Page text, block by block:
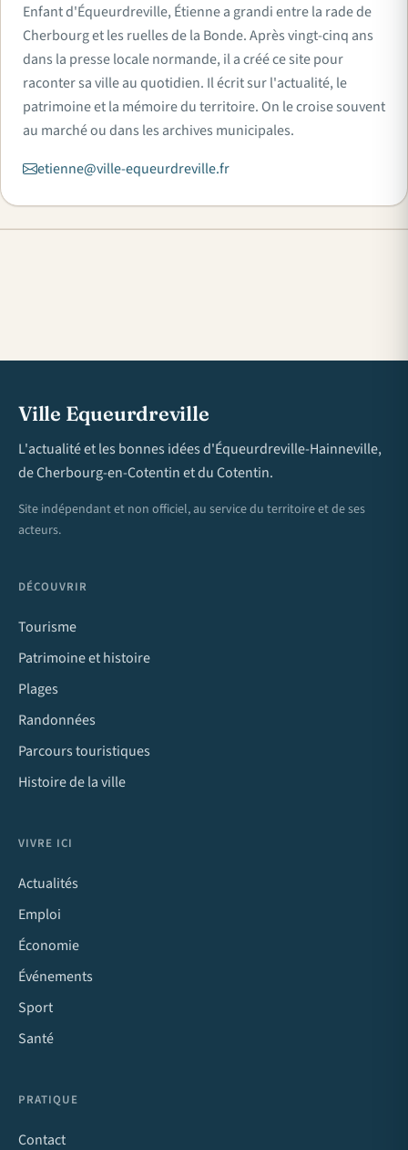
Enfant d'Équeurdreville, Étienne a grandi entre la rade de
Cherbourg et les ruelles de la Bonde. Après vingt-cinq ans
dans la presse locale normande, il a créé ce site pour
raconter sa ville au quotidien. Il écrit sur l'actualité, le
patrimoine et la mémoire du territoire. On le croise souvent
au marché ou dans les archives municipales.
etienne@ville-equeurdreville.fr
Ville Equeurdreville
L'actualité et les bonnes idées d'Équeurdreville-Hainneville,
de Cherbourg-en-Cotentin et du Cotentin.
Site indépendant et non officiel, au service du territoire et de ses
acteurs.
DÉCOUVRIR
Tourisme
Patrimoine et histoire
Plages
Randonnées
Parcours touristiques
Histoire de la ville
VIVRE ICI
Actualités
Emploi
Économie
Événements
Sport
Santé
PRATIQUE
Contact